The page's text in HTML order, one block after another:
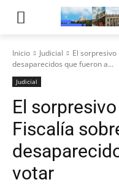
Inicio Judicial
El
desaparecidos que fueron a...
Judicial
El
Fiscalía
votar